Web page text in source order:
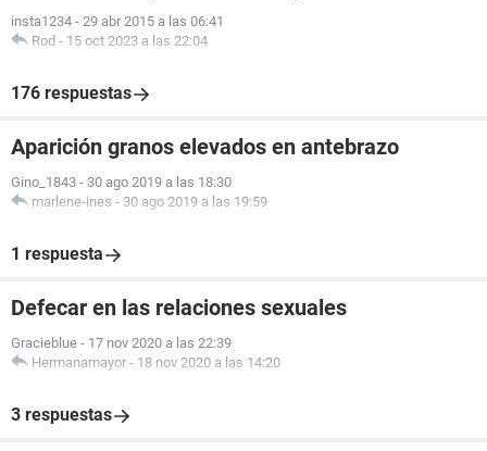
insta1234 - 29 abr 2015 a las 06:41
Rod - 15 oct 2023 a las 22:04
176 respuestas
Aparición granos elevados en antebrazo
Gino_1843 - 30 ago 2019 a las 18:30
marlene-ines - 30 ago 2019 a las 19:59
1 respuesta
Defecar en las relaciones sexuales
Gracieblue - 17 nov 2020 a las 22:39
Hermanamayor - 18 nov 2020 a las 14:20
3 respuestas